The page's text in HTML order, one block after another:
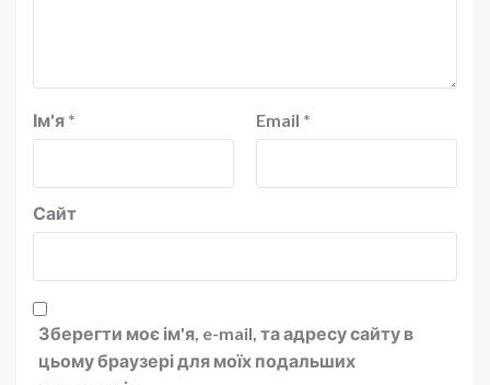
Ім'я * Email *
Сайт
Зберегти моє ім'я, e-mail, та адресу сайту в
цьому браузері для моїх подальших